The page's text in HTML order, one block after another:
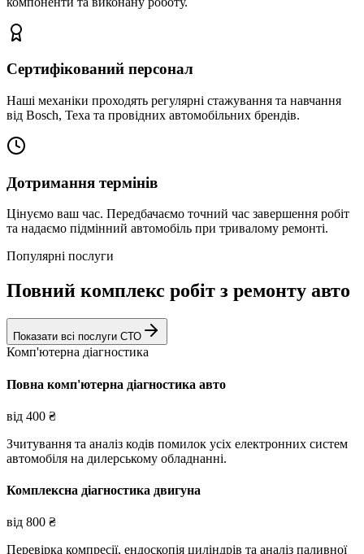
Сертифікований персонал
Наші механіки проходять регулярні стажування та навчання
від Bosch, Texa та провідних автомобільних брендів.
Дотримання термінів
Цінуємо ваш час. Передбачаємо точний час завершення робіт
та надаємо підмінний автомобіль при тривалому ремонті.
Популярні послуги
Повний комплекс робіт з ремонту авто
Показати всі послуги СТО
Комп'ютерна діагностика
Повна комп'ютерна діагностика авто
від 400 ₴
Зчитування та аналіз кодів помилок усіх електронних систем
автомобіля на дилерському обладнанні.
Комплексна діагностика двигуна
від 800 ₴
Перевірка компресії, ендоскопія циліндрів та аналіз паливної